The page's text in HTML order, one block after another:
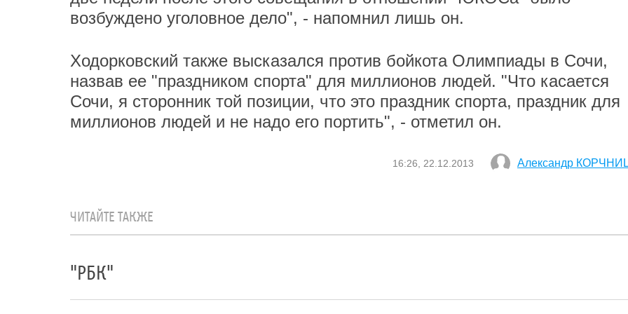
возбуждено уголовное дело", - напомнил лишь он.
Ходорковский также высказался против бойкота Олимпиады в Сочи,
назвав ее "праздником спорта" для миллионов людей. "Что касается
Сочи, я сторонник той позиции, что это праздник спорта, праздник для
миллионов людей и не надо его портить", - отметил он.
16:26, 22.12.2013 Александр
ЧИТАЙТЕ ТАКЖЕ
"РБК"